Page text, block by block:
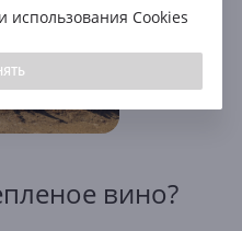
вино?
использования Cookies